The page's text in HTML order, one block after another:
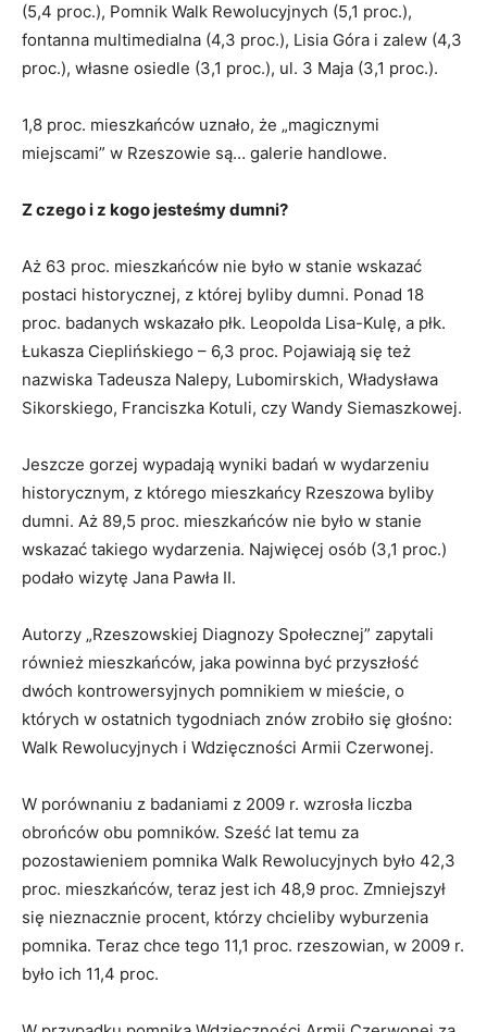
(5,4 proc.), Pomnik Walk Rewolucyjnych (5,1 proc.),
fontanna multimedialna (4,3 proc.), Lisia Góra i zalew (4,3
proc.), własne osiedle (3,1 proc.), ul. 3 Maja (3,1 proc.).
1,8 proc. mieszkańców uznało, że „magicznymi
miejscami” w Rzeszowie są… galerie handlowe.
Z czego i z kogo jesteśmy dumni?
Aż 63 proc. mieszkańców nie było w stanie wskazać
postaci historycznej, z której byliby dumni. Ponad 18
proc. badanych wskazało płk. Leopolda Lisa-Kulę, a płk.
Łukasza Cieplińskiego – 6,3 proc. Pojawiają się też
nazwiska Tadeusza Nalepy, Lubomirskich, Władysława
Sikorskiego, Franciszka Kotuli, czy Wandy Siemaszkowej.
Jeszcze gorzej wypadają wyniki badań w wydarzeniu
historycznym, z którego mieszkańcy Rzeszowa byliby
dumni. Aż 89,5 proc. mieszkańców nie było w stanie
wskazać takiego wydarzenia. Najwięcej osób (3,1 proc.)
podało wizytę Jana Pawła II.
Autorzy „Rzeszowskiej Diagnozy Społecznej” zapytali
również mieszkańców, jaka powinna być przyszłość
dwóch kontrowersyjnych pomnikiem w mieście, o
których w ostatnich tygodniach znów zrobiło się głośno:
Walk Rewolucyjnych i Wdzięczności Armii Czerwonej.
W porównaniu z badaniami z 2009 r. wzrosła liczba
obrońców obu pomników. Sześć lat temu za
pozostawieniem pomnika Walk Rewolucyjnych było 42,3
proc. mieszkańców, teraz jest ich 48,9 proc. Zmniejszył
się nieznacznie procent, którzy chcieliby wyburzenia
pomnika. Teraz chce tego 11,1 proc. rzeszowian, w 2009 r.
było ich 11,4 proc.